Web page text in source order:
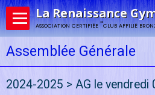
Assemblée Générale
2024-2025 > AG le